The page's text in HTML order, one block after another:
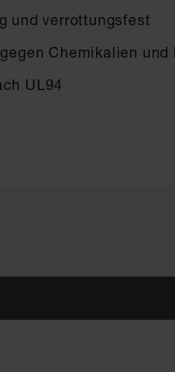
und verrottungsfest
Chemikalien
UL94